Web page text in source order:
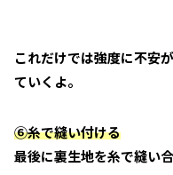
これだけでは強度に不安
ていくよ。
⑥糸で縫い付ける
最後に裏生地を糸で縫い合